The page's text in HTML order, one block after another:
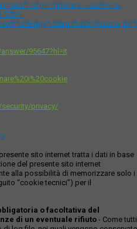
edge/eliminare-i-cookie-in-
57b9-
95647?hl=it
privacy/
sito internet tratta i dati in base
del presente sito internet
alla possibilità di memorizzare solo i
“cookie tecnici”) per il
o facoltativa del
di un eventuale rifiuto - Come tutti